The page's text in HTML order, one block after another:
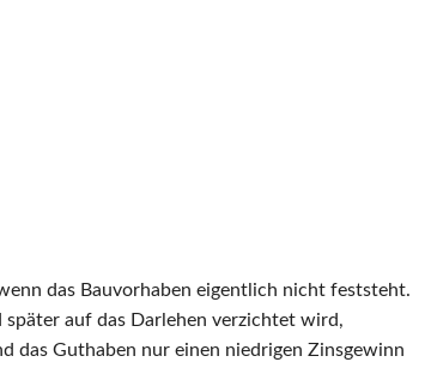
das Bauvorhaben eigentlich nicht feststeht.
auf das Darlehen verzichtet wird,
das Guthaben nur einen niedrigen Zinsgewinn